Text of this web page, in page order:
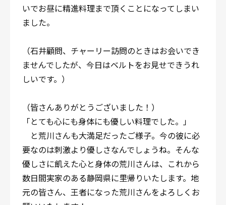
いでお昼に精進料理まで頂くことになってしまい
ました。
（石井顧問、チャーリー訪問のときはお会いでき
ませんでしたが、今日はベルトをお見せできうれ
しいです。）
（皆さんありがとうございました！）
「とても心にも身体にも優しい料理でした。」
と荒川さんも大満足だったご様子。今の彼に必
要なのは刺激より優しさなんでしょうね。そんな
優しさに飢えた心と身体の荒川さんは、これから
数日間実家のある静岡県に里帰りいたします。地
元の皆さん、王者になった荒川さんをよろしくお